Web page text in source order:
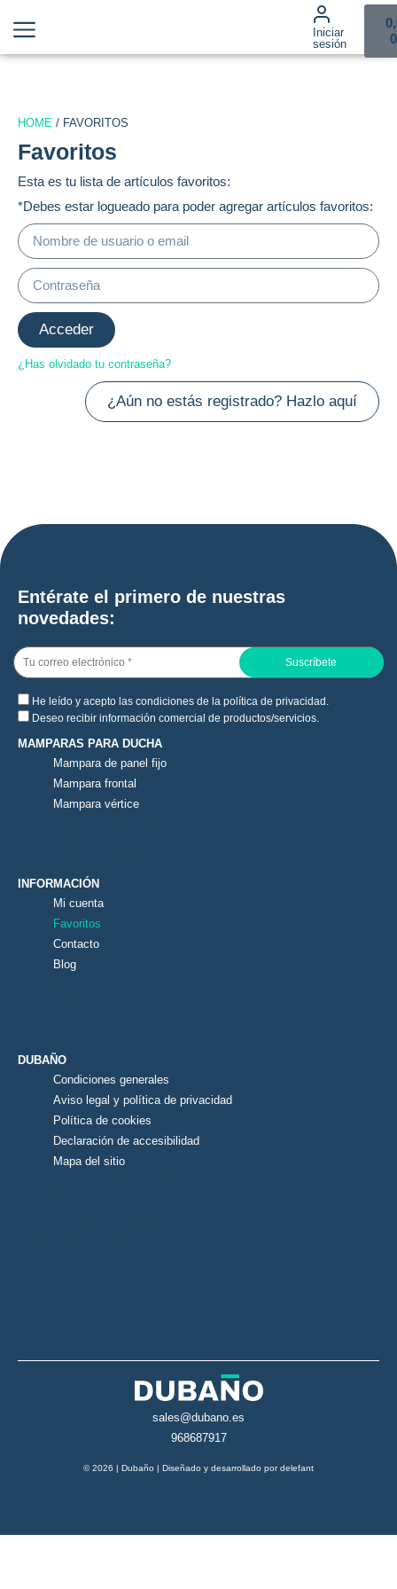
Iniciar
sesión
0
HOME / FAVORITOS
Favoritos
Esta es tu lista de artículos favoritos:
*Debes estar logueado para poder agregar artículos favoritos:
Acceder
¿Has olvidado tu contraseña?
¿Aún no estás registrado? Hazlo aquí
Entérate el primero de nuestras
novedades:
He leído y acepto las condiciones de la política de privacidad .
Deseo recibir información comercial de productos/servicios.
MAMPARAS PARA DUCHA
Mampara de panel fijo
Mampara frontal
Mampara vértice
INFORMACIÓN
Mi cuenta
Favoritos
Contacto
Blog
DUBAÑO
Condiciones generales
Aviso legal y política de privacidad
Política de cookies
Declaración de accesibilidad
Mapa del sitio
sales@dubano.es
968687917
© 2026 | Dubaño | Diseñado y desarrollado pordelefant